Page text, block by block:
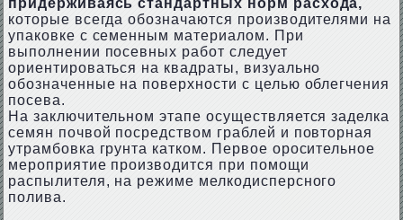
придерживаясь стандартных норм расхода,
которые всегда обозначаются производителями на
упаковке с семенным материалом. При
выполнении посевных работ следует
ориентироваться на квадраты, визуально
обозначенные на поверхности с целью облегчения
посева.
На заключительном этапе осуществляется заделка
семян почвой посредством граблей и повторная
утрамбовка грунта катком. Первое оросительное
мероприятие производится при помощи
распылителя, на режиме мелкодисперсного
полива.